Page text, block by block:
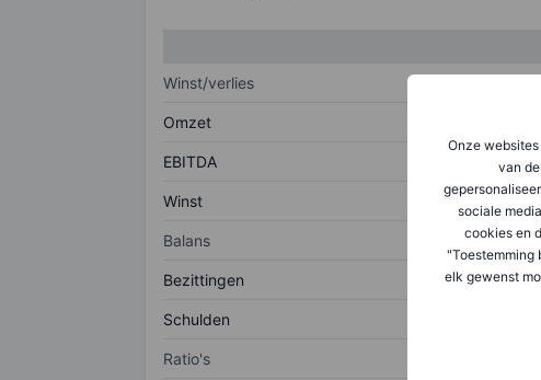
Onze
van
sociale
cookies en
"Toestemming
elk gewenst
Winst/verlies
Omzet
EBITDA
Winst
Balans
Bezittingen
Schulden
Ratio's